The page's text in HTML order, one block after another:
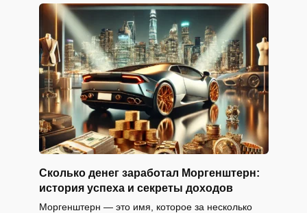
Сколько денег заработал Моргенштерн:
история успеха и секреты доходов
Моргенштерн — это имя, которое за несколько